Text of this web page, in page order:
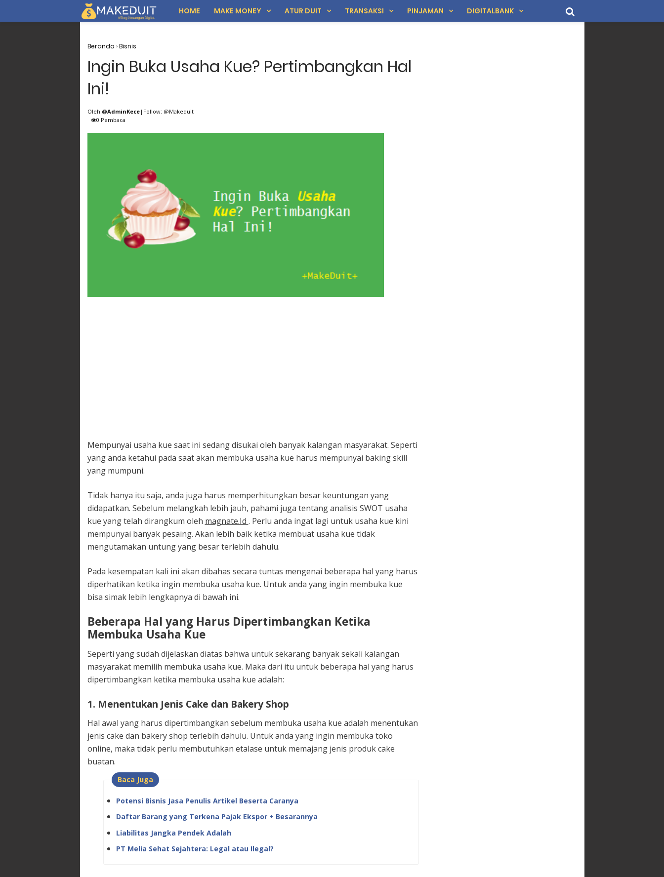
HOME MAKE MONEY ATUR DUIT TRANSAKSI PINJAMAN DIGITALBANK
Beranda ›Bisnis
Ingin Buka Usaha Kue? Pertimbangkan Hal
Ini!
Oleh:@AdminKece|Follow: @Makeduit
0 Pembaca
Mempunyai usaha kue saat ini sedang disukai oleh banyak kalangan masyarakat. Seperti
yang anda ketahui pada saat akan membuka usaha kue harus mempunyai baking skill
yang mumpuni.
Tidak hanya itu saja, anda juga harus memperhitungkan besar keuntungan yang
didapatkan. Sebelum melangkah lebih jauh, pahami juga tentang analisis SWOT usaha
kue yang telah dirangkum oleh magnate.Id . Perlu anda ingat lagi untuk usaha kue kini
mempunyai banyak pesaing. Akan lebih baik ketika membuat usaha kue tidak
mengutamakan untung yang besar terlebih dahulu.
Pada kesempatan kali ini akan dibahas secara tuntas mengenai beberapa hal yang harus
diperhatikan ketika ingin membuka usaha kue. Untuk anda yang ingin membuka kue
bisa simak lebih lengkapnya di bawah ini.
Beberapa Hal yang Harus Dipertimbangkan Ketika
Membuka Usaha Kue
Seperti yang sudah dijelaskan diatas bahwa untuk sekarang banyak sekali kalangan
masyarakat memilih membuka usaha kue. Maka dari itu untuk beberapa hal yang harus
dipertimbangkan ketika membuka usaha kue adalah:
1. Menentukan Jenis Cake dan Bakery Shop
Hal awal yang harus dipertimbangkan sebelum membuka usaha kue adalah menentukan
jenis cake dan bakery shop terlebih dahulu. Untuk anda yang ingin membuka toko
online, maka tidak perlu membutuhkan etalase untuk memajang jenis produk cake
buatan.
Baca Juga
Potensi Bisnis Jasa Penulis Artikel Beserta Caranya
Daftar Barang yang Terkena Pajak Ekspor + Besarannya
Liabilitas Jangka Pendek Adalah
PT Melia Sehat Sejahtera: Legal atau Ilegal?